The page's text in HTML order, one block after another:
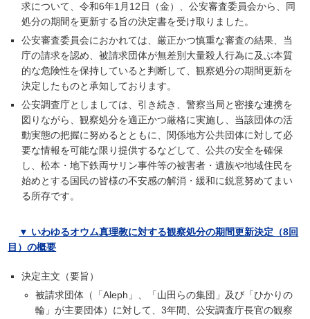
求について、令和6年1月12日（金）、公安審査委員会から、同
処分の期間を更新する旨の決定書を受け取りました。
公安審査委員会におかれては、厳正かつ慎重な審査の結果、当
庁の請求を認め、被請求団体が無差別大量殺人行為に及ぶ本質
的な危険性を保持していると判断して、観察処分の期間更新を
決定したものと承知しております。
公安調査庁としましては、引き続き、警察当局と密接な連携を
図りながら、観察処分を適正かつ厳格に実施し、当該団体の活
動実態の把握に努めるとともに、関係地方公共団体に対して必
要な情報を可能な限り提供するなどして、公共の安全を確保
し、松本・地下鉄両サリン事件等の被害者・遺族や地域住民を
始めとする国民の皆様の不安感の解消・緩和に鋭意努めてまい
る所存です。
▼ いわゆるオウム真理教に対する観察処分の期間更新決定（8回
目）の概要
決定主文（要旨）
被請求団体（「Aleph」、「山田らの集団」及び「ひかりの
輪」が主要団体）に対して、3年間、公安調査庁長官の観察